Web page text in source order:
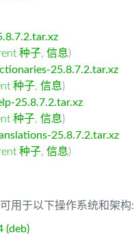
种子, 信息)
25.8.7.2.tar.xz
种子, 信息)
25.8.7.2.tar.xz
种子, 信息)
25.8.7.2.tar.xz
种子, 信息)
用于以下操作系统和架构:
(deb)